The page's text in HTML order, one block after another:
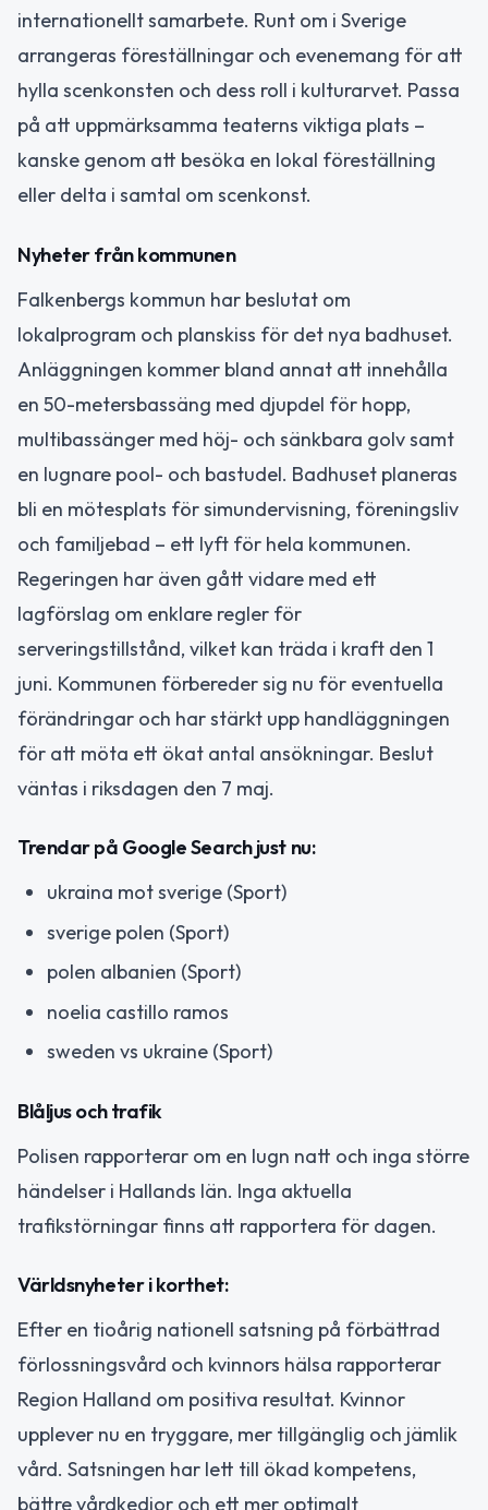
internationellt samarbete. Runt om i Sverige
arrangeras föreställningar och evenemang för att
hylla scenkonsten och dess roll i kulturarvet. Passa
på att uppmärksamma teaterns viktiga plats –
kanske genom att besöka en lokal föreställning
eller delta i samtal om scenkonst.
Nyheter från kommunen
Falkenbergs kommun har beslutat om
lokalprogram och planskiss för det nya badhuset.
Anläggningen kommer bland annat att innehålla
en 50-metersbassäng med djupdel för hopp,
multibassänger med höj- och sänkbara golv samt
en lugnare pool- och bastudel. Badhuset planeras
bli en mötesplats för simundervisning, föreningsliv
och familjebad – ett lyft för hela kommunen.
Regeringen har även gått vidare med ett
lagförslag om enklare regler för
serveringstillstånd, vilket kan träda i kraft den 1
juni. Kommunen förbereder sig nu för eventuella
förändringar och har stärkt upp handläggningen
för att möta ett ökat antal ansökningar. Beslut
väntas i riksdagen den 7 maj.
Trendar på Google Search just nu:
ukraina mot sverige (Sport)
sverige polen (Sport)
polen albanien (Sport)
noelia castillo ramos
sweden vs ukraine (Sport)
Blåljus och trafik
Polisen rapporterar om en lugn natt och inga större
händelser i Hallands län. Inga aktuella
trafikstörningar finns att rapportera för dagen.
Världsnyheter i korthet:
Efter en tioårig nationell satsning på förbättrad
förlossningsvård och kvinnors hälsa rapporterar
Region Halland om positiva resultat. Kvinnor
upplever nu en tryggare, mer tillgänglig och jämlik
vård. Satsningen har lett till ökad kompetens,
bättre vårdkedjor och ett mer optimalt